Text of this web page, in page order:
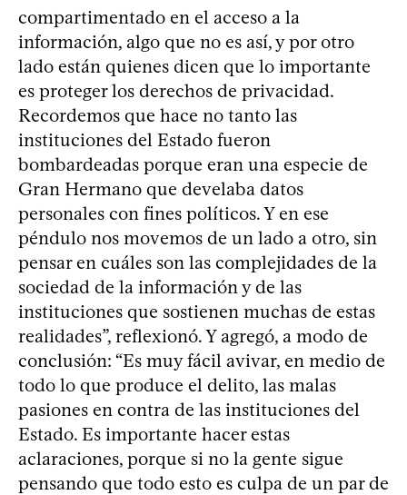
compartimentado en el acceso a la
información, algo que no es así, y por otro
lado están quienes dicen que lo importante
es proteger los derechos de privacidad.
Recordemos que hace no tanto las
instituciones del Estado fueron
bombardeadas porque eran una especie de
Gran Hermano que develaba datos
personales con fines políticos. Y en ese
péndulo nos movemos de un lado a otro, sin
pensar en cuáles son las complejidades de la
sociedad de la información y de las
instituciones que sostienen muchas de estas
realidades”, reflexionó. Y agregó, a modo de
conclusión: “Es muy fácil avivar, en medio de
todo lo que produce el delito, las malas
pasiones en contra de las instituciones del
Estado. Es importante hacer estas
aclaraciones, porque si no la gente sigue
pensando que todo esto es culpa de un par de